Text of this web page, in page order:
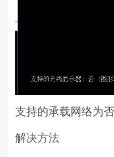
支持的承载网络为
解决方法